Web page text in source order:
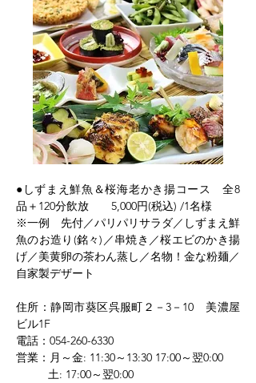
●しずまえ鮮魚＆桜海老かき揚コース　全8
品＋120分飲放　　5,000円(税込) /1名様
※一例　先付／パリパリサラダ／しずまえ鮮
魚のお造り(銘々)／串焼き／桜エビのかき揚
げ／美黄卵の茶わん蒸し／名物！金な粉麺／
自家製デザート
住所：静岡市葵区呉服町２－3－10　美濃屋
ビル1F
電話：054-260-6330
営業：月～金: 11:30～13:30 17:00～翌0:00
土: 17:00～翌0:00